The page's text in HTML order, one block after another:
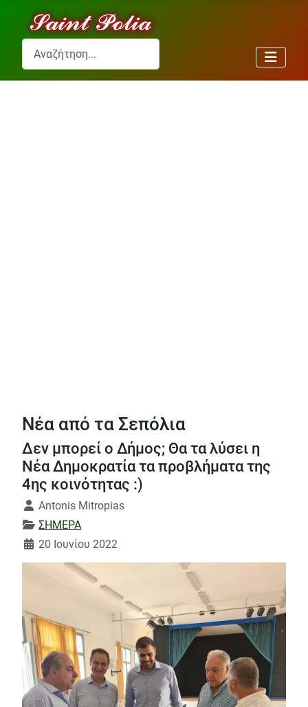
Αναζήτηση...
Νέα από τα Σεπόλια
Δεν μπορεί ο Δήμος; Θα τα λύσει η
Νέα Δημοκρατία τα προβλήματα της
4ης κοινότητας :)
Λεπτομέρειες
Antonis Mitropias
ΣΗΜΕΡΑ
20 Ιουνίου 2022